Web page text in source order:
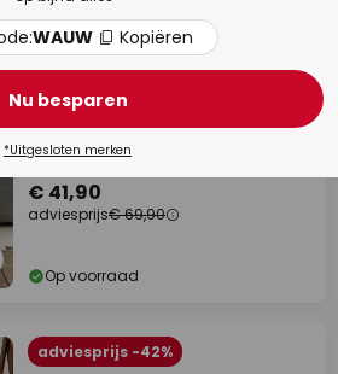
Op voorraad
adviesprijs -40%
Lindby LED lamp op zonne-energie
€ 41,90
adviesprijs€ 69,90
Op voorraad
adviesprijs -42%
WAUW Kopiëren
Nu besparen
*Uitgesloten merken